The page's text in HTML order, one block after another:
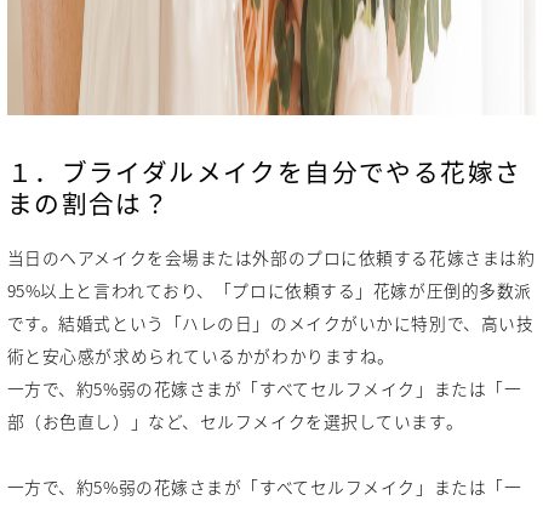
１．ブライダルメイクを自分でやる花嫁さ
まの割合は？
当日のヘアメイクを会場または外部のプロに依頼する花嫁さまは約
95%以上と言われており、「プロに依頼する」花嫁が圧倒的多数派
です。結婚式という「ハレの日」のメイクがいかに特別で、高い技
術と安心感が求められているかがわかりますね。
一方で、約5%弱の花嫁さまが「すべてセルフメイク」または「一
部（お色直し）」など、セルフメイクを選択しています。
一方で、約5%弱の花嫁さまが「すべてセルフメイク」または「一